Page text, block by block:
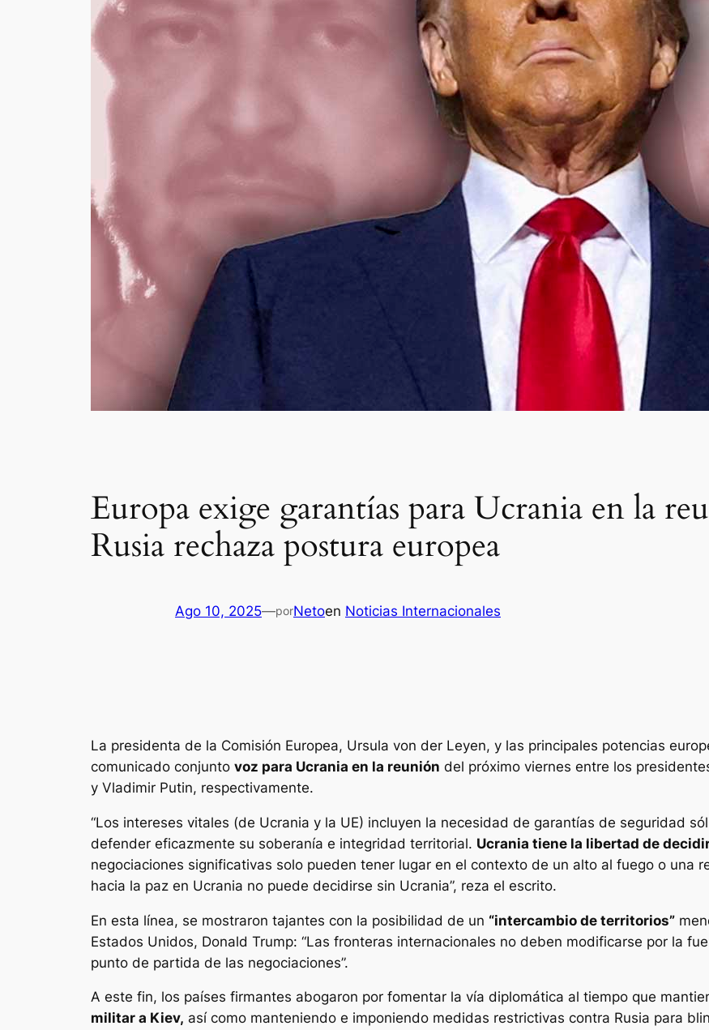
Europa exige garantías para Ucrania en la
Rusia rechaza postura europea
Ago 10, 2025—porNetoen Noticias Internacionales
La presidenta de la Comisión Europea, Ursula von der Leyen, y las principales potencias
comunicado conjunto voz para Ucrania en la reunión del próximo viernes entre los
y Vladimir Putin, respectivamente.
“Los intereses vitales (de Ucrania y la UE) incluyen la necesidad de garantías de seguridad
defender eficazmente su soberanía e integridad territorial. Ucrania tiene la libertad de
negociaciones significativas solo pueden tener lugar en el contexto de un alto al fuego o una
hacia la paz en Ucrania no puede decidirse sin Ucrania”, reza el escrito.
En esta línea, se mostraron tajantes con la posibilidad de un “intercambio de territorios”
Estados Unidos, Donald Trump: “Las fronteras internacionales no deben modificarse por la
punto de partida de las negociaciones”.
A este fin, los países firmantes abogaron por fomentar la vía diplomática al tiempo que
militar a Kiev, así como manteniendo e imponiendo medidas restrictivas contra Rusia para